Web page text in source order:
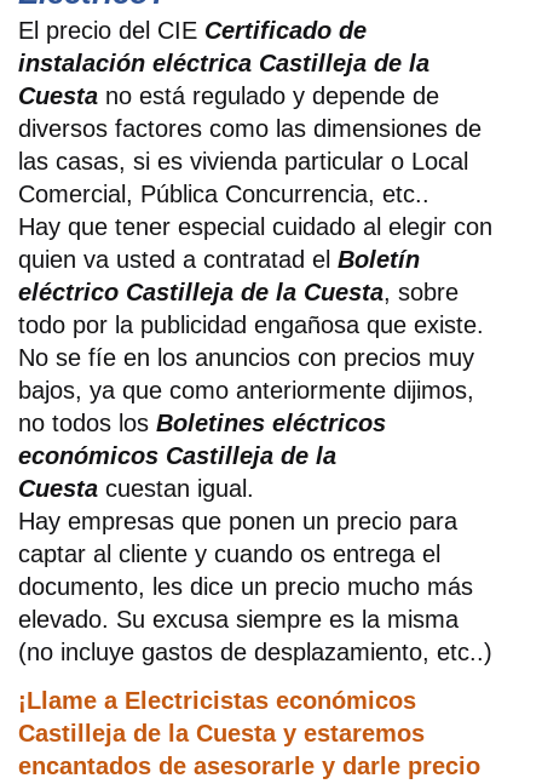
El precio del CIE Certificado de
instalación eléctrica Castilleja de la
Cuesta no está regulado y depende de
diversos factores como las dimensiones de
las casas, si es vivienda particular o Local
Comercial, Pública Concurrencia, etc..
Hay que tener especial cuidado al elegir con
quien va usted a contratad el Boletín
eléctrico Castilleja de la Cuesta, sobre
todo por la publicidad engañosa que existe.
No se fíe en los anuncios con precios muy
bajos, ya que como anteriormente dijimos,
no todos los Boletines eléctricos
económicos Castilleja de la
Cuesta cuestan igual.
Hay empresas que ponen un precio para
captar al cliente y cuando os entrega el
documento, les dice un precio mucho más
elevado. Su excusa siempre es la misma
(no incluye gastos de desplazamiento, etc..)
¡Llame a Electricistas económicos
Castilleja de la Cuesta y estaremos
encantados de asesorarle y darle precio